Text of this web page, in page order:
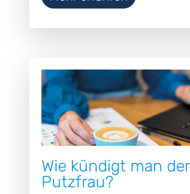
Wie kündigt man der
Putzfrau?